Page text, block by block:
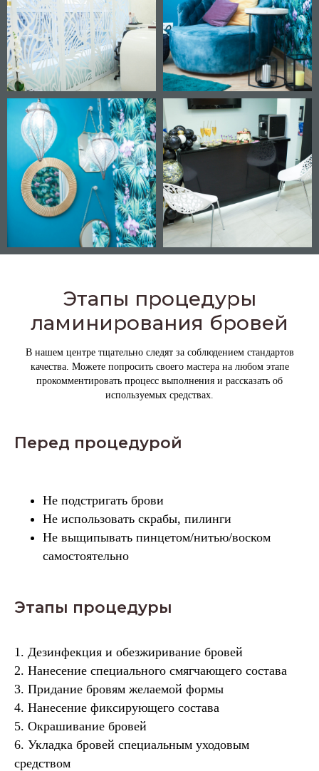
Этапы процедуры
ламинирования бровей
В нашем центре тщательно следят за соблюдением стандартов
качества. Можете попросить своего мастера на любом этапе
прокомментировать процесс выполнения и рассказать об
используемых средствах.
Перед процедурой
Не подстригать брови
Не использовать скрабы, пилинги
Не выщипывать пинцетом/нитью/воском
самостоятельно
Этапы процедуры
1. Дезинфекция и обезжиривание бровей
2. Нанесение специального смягчающего состава
3. Придание бровям желаемой формы
4. Нанесение фиксирующего состава
5. Окрашивание бровей
6. Укладка бровей специальным уходовым
средством